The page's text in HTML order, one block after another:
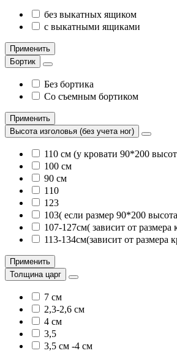
без выкатных ящиком
с выкатными ящиками
Применить
Бортик
Без бортика
Со съемным бортиком
Применить
Высота изголовья (без учета ног)
110 см (у кровати 90*200
100 см
90 см
110
123
103( если размер 90*200
107-127см( зависит от размера
113-134см(зависит от размера
Применить
Толщина царг
7 см
2,3-2,6 см
4 см
3,5
3,5 см -4 см